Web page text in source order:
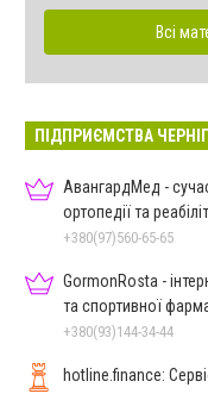
Всі
ПІДПРИЄМСТВА
АвангардМед -
ортопедії та
+380(97)560-65-65
GormonRosta -
та спортивної
+380(93)144-34-44
hotline.finance: